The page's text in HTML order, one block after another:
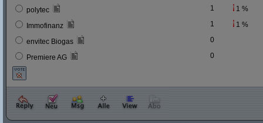
polytec 1 1 %
Immofinanz 1 1 %
envitec Biogas 0
Premiere AG 0